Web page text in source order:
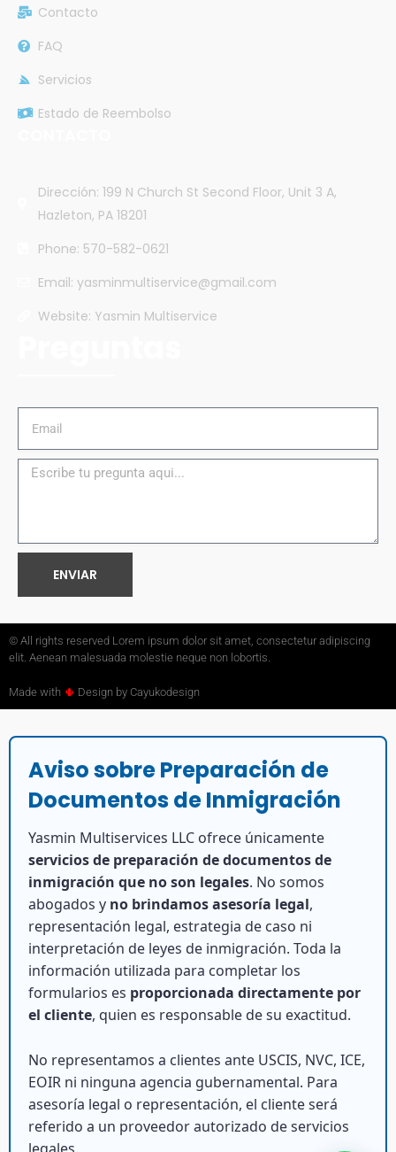
Contacto
FAQ
Servicios
Estado de Reembolso
Dirección: 199 N Church St Second Floor, Unit 3 A,
Hazleton, PA 18201
Phone: 570-582-0621
Email: yasminmultiservice@gmail.com
Website: Yasmin Multiservice
ENVIAR
© All rights reserved Lorem ipsum dolor sit amet, consectetur adipiscing
elit. Aenean malesuada molestie neque non lobortis.
Made with 🌵 Design by Cayukodesign
Aviso sobre Preparación de
Documentos de Inmigración
Yasmin Multiservices LLC ofrece únicamente
servicios de preparación de documentos de
inmigración que no son legales. No somos
abogados y no brindamos asesoría legal,
representación legal, estrategia de caso ni
interpretación de leyes de inmigración. Toda la
información utilizada para completar los
formularios es proporcionada directamente por
el cliente, quien es responsable de su exactitud.
No representamos a clientes ante USCIS, NVC, ICE,
EOIR ni ninguna agencia gubernamental. Para
asesoría legal o representación, el cliente será
referido a un proveedor autorizado de servicios